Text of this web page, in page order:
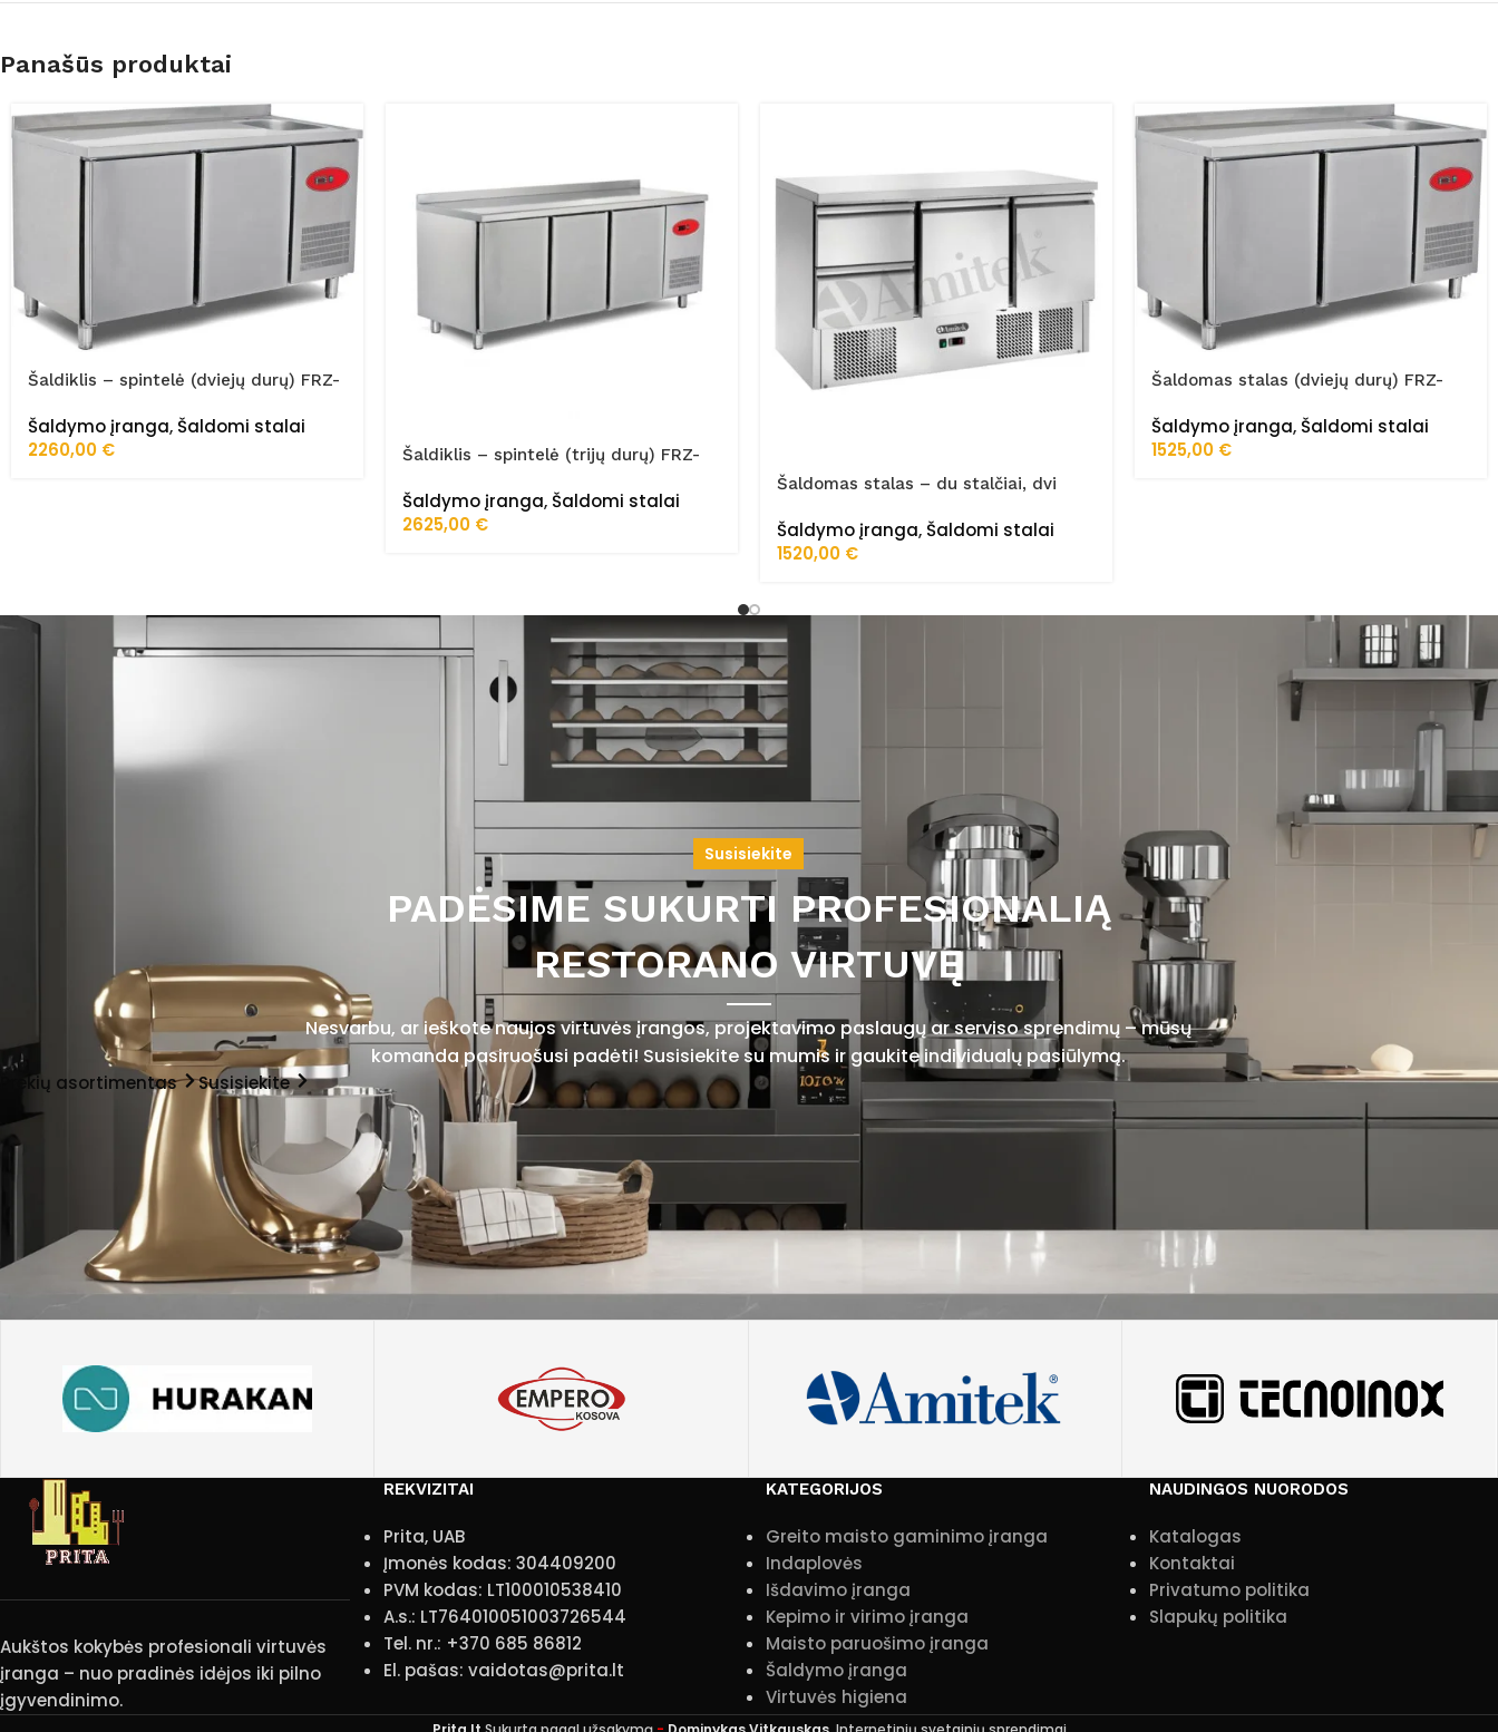
Panašūs produktai
Šaldiklis – spintelė (dviejų durų) FRZ-
Šaldymo įranga, Šaldomi stalai
2260,00 €
Šaldiklis – spintelė (trijų durų) FRZ-
Šaldymo įranga, Šaldomi stalai
2625,00 €
Šaldomas stalas – du stalčiai, dvi
Šaldymo įranga, Šaldomi stalai
1520,00 €
Šaldomas stalas (dviejų durų) FRZ-
Šaldymo įranga, Šaldomi stalai
1525,00 €
Susisiekite
PADĖSIME SUKURTI PROFESIONALIĄ
RESTORANO VIRTUVĘ
Nesvarbu, ar ieškote naujos virtuvės įrangos, projektavimo paslaugų ar serviso sprendimų – mūsų
komanda pasiruošusi padėti! Susisiekite su mumis ir gaukite individualų pasiūlymą.
Prekių asortimentas Susisiekite
Aukštos kokybės profesionali virtuvės
įranga – nuo pradinės idėjos iki pilno
įgyvendinimo.
REKVIZITAI
Prita, UAB
Įmonės kodas: 304409200
PVM kodas: LT100010538410
A.s.: LT764010051003726544
Tel. nr.: +370 685 86812
El. pašas: vaidotas@prita.lt
KATEGORIJOS
Greito maisto gaminimo įranga
Indaplovės
Išdavimo įranga
Kepimo ir virimo įranga
Maisto paruošimo įranga
Šaldymo įranga
Virtuvės higiena
NAUDINGOS NUORODOS
Katalogas
Kontaktai
Privatumo politika
Slapukų politika